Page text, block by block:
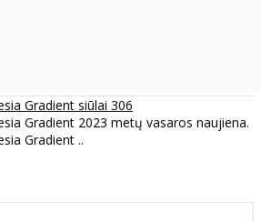
Gradient siūlai 306
Gradient 2023 metų vasaros naujiena.
Gradient ..